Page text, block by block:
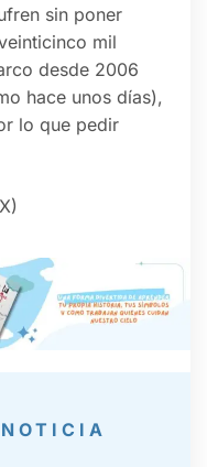
sin poner
mil
desde 2006
hace unos días),
lo que pedir